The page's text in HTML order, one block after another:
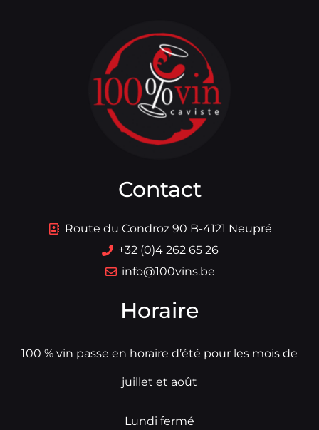
Contact
Route du Condroz 90 B-4121 Neupré
+32 (0)4 262 65 26
info@100vins.be
Horaire
100 % vin passe en horaire d’été pour les mois de
juillet et août
Lundi fermé